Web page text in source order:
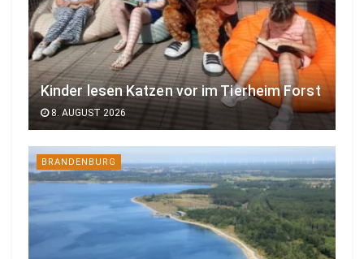
Kinder lesen Katzen vor im Tierheim Forst
8. AUGUST 2026
BRANDENBURG